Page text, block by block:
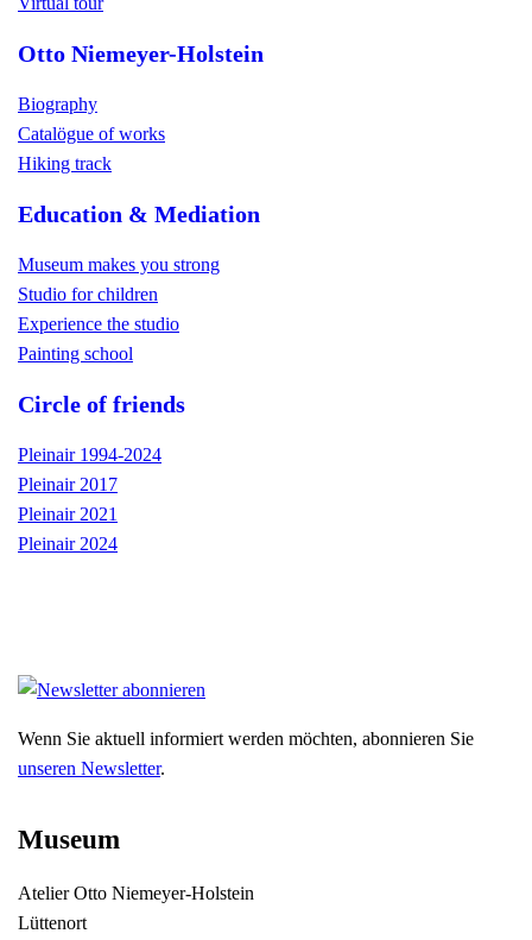
Otto Niemeyer-Holstein
Biography
Catalögue of works
Hiking track
Education & Mediation
Museum makes you strong
Studio for children
Experience the studio
Painting school
Circle of friends
Pleinair 1994-2024
Pleinair 2017
Pleinair 2021
Pleinair 2024
Wenn Sie aktuell informiert werden möchten, abonnieren Sie
unseren Newsletter.
Museum
Atelier Otto Niemeyer-Holstein
Lüttenort